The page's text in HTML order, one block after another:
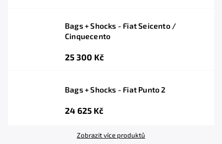
Bags + Shocks - Fiat Seicento /
Cinquecento
25 300 Kč
Bags + Shocks - Fiat Punto 2
24 625 Kč
Zobrazit více produktů